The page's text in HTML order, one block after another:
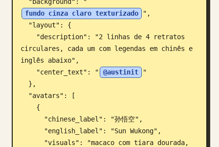
fundo cinza claro texturizado
",
circulares, cada um com legendas em chinês e
inglês abaixo",
    "center_text": "
@austinit
"